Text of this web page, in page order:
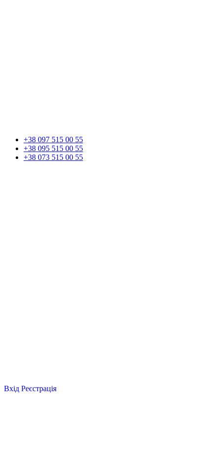
+38 097 515 00 55
+38 095 515 00 55
+38 073 515 00 55
Вхід Реєстрація